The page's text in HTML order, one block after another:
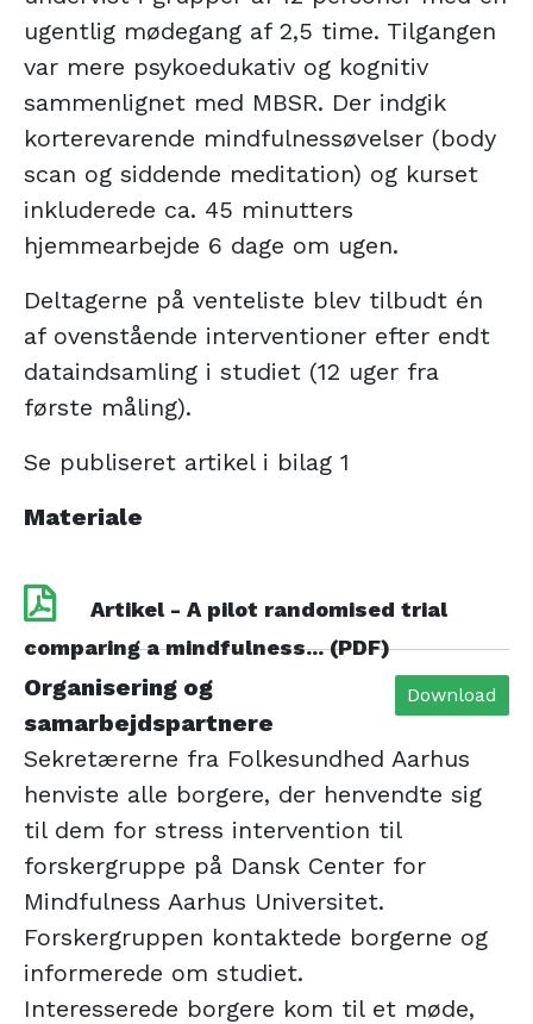
ugentlig mødegang af 2,5 time. Tilgangen
var mere psykoedukativ og kognitiv
sammenlignet med MBSR. Der indgik
korterevarende mindfulnessøvelser (body
scan og siddende meditation) og kurset
inkluderede ca. 45 minutters
hjemmearbejde 6 dage om ugen.
Deltagerne på venteliste blev tilbudt én
af ovenstående interventioner efter endt
dataindsamling i studiet (12 uger fra
første måling).
Se publiseret artikel i bilag 1
Materiale
Artikel - A pilot randomised trial
comparing a mindfulness... (PDF)
Download
Organisering og
samarbejdspartnere
Sekretærerne fra Folkesundhed Aarhus
henviste alle borgere, der henvendte sig
til dem for stress intervention til
forskergruppe på Dansk Center for
Mindfulness Aarhus Universitet.
Forskergruppen kontaktede borgerne og
informerede om studiet.
Interesserede borgere kom til et møde,